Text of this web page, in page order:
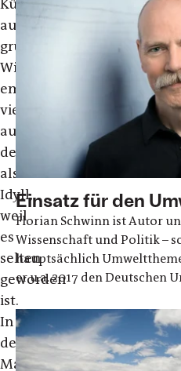
Kühe
auf
grünen
Wiesen
empfinden
viele
auch
deshalb
als
Idyll,
weil
es
selten
geworden
ist.
In
der
Massentierhaltung
Einsatz für den
Florian Schwinn ist Autor
Wissenschaft und Politik –
hauptsächlich
er u.a. 2017 den Deutschen